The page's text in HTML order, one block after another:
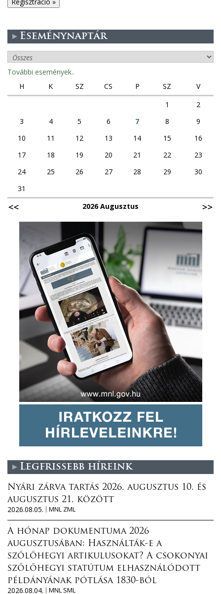
Eseménynaptár
További események..
H
K SZ CS P SZ
V
1
2
3
4 5 6 7 8
9
10
11 12 13 14 15
16
17
18 19 20 21 22
23
24
25 26 27 28 29
30
31
2026 Augusztus
Legfrissebb híreink
Nyári zárva tartás 2026. augusztus 10. és
augusztus 21. között
2026.08.05.
MNL ZML
A hónap dokumentuma 2026
augusztusában: Használták-e a
szőlőhegyi artikulusokat? A csokonyai
szőlőhegyi statútum elhasználódott
példányának pótlása 1830-ból
2026.08.04.
MNL SML